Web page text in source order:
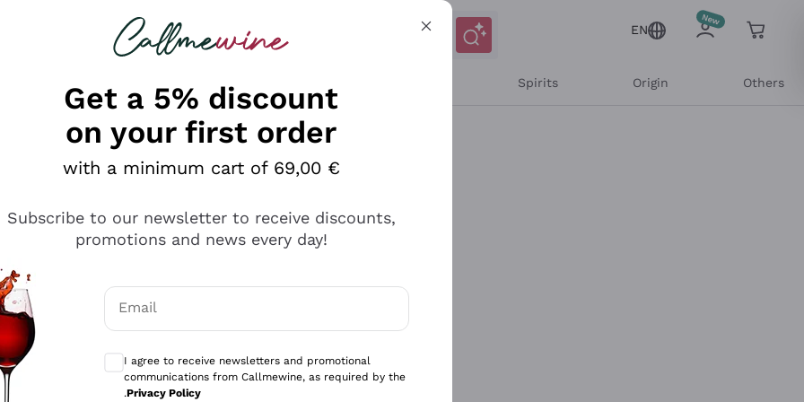
looking for
EN
Spirits Origin Others
Get a 5% discount
on your first order
with a minimum cart of 69,00 €
Subscribe to our newsletter to receive discounts,
promotions and news every day!
Email
I agree to receive newsletters and promotional
communications from Callmewine, as required by the
.Privacy Policy